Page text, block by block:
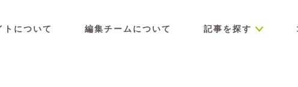
トについて 編集チームについて 記事を探す